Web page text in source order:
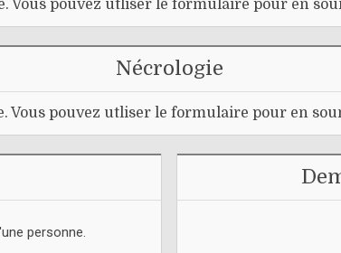
Vous pouvez utliser le formulaire pour en
Nécrologie
Vous pouvez utliser le formulaire pour en
personne.